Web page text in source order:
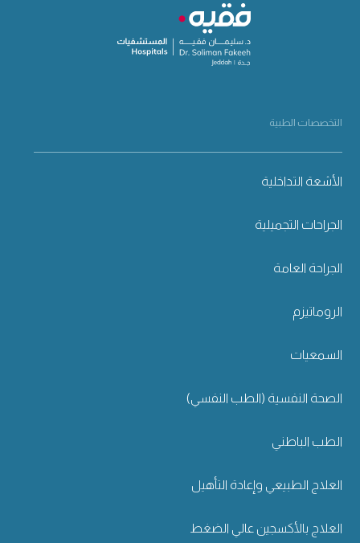
التخصصات الطبية
الأشعة التداخلية
الجراحات التجميلية
الجراحة العامة
الروماتيزم
السمعيات
الصحة النفسية (الطب النفسي)
الطب الباطني
العلاج الطبيعي وإعادة التأهيل
العلاج بالأكسجين عالي الضغط